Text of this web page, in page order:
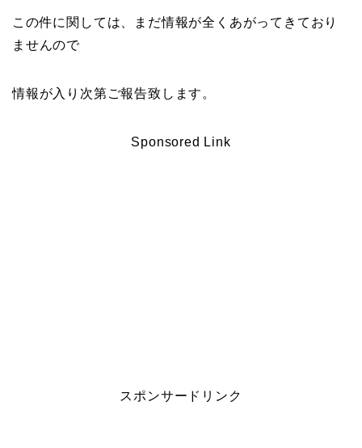
この件に関しては、まだ情報が全くあがってきており
ませんので
情報が入り次第ご報告致します。
Sponsored Link
スポンサードリンク